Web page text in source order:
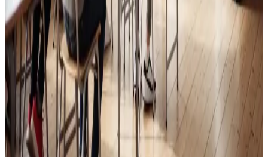
Skoleventilation
Frisk luft og bedre koncentration i skoler og institutioner
i Hvalsø.
Læs mere